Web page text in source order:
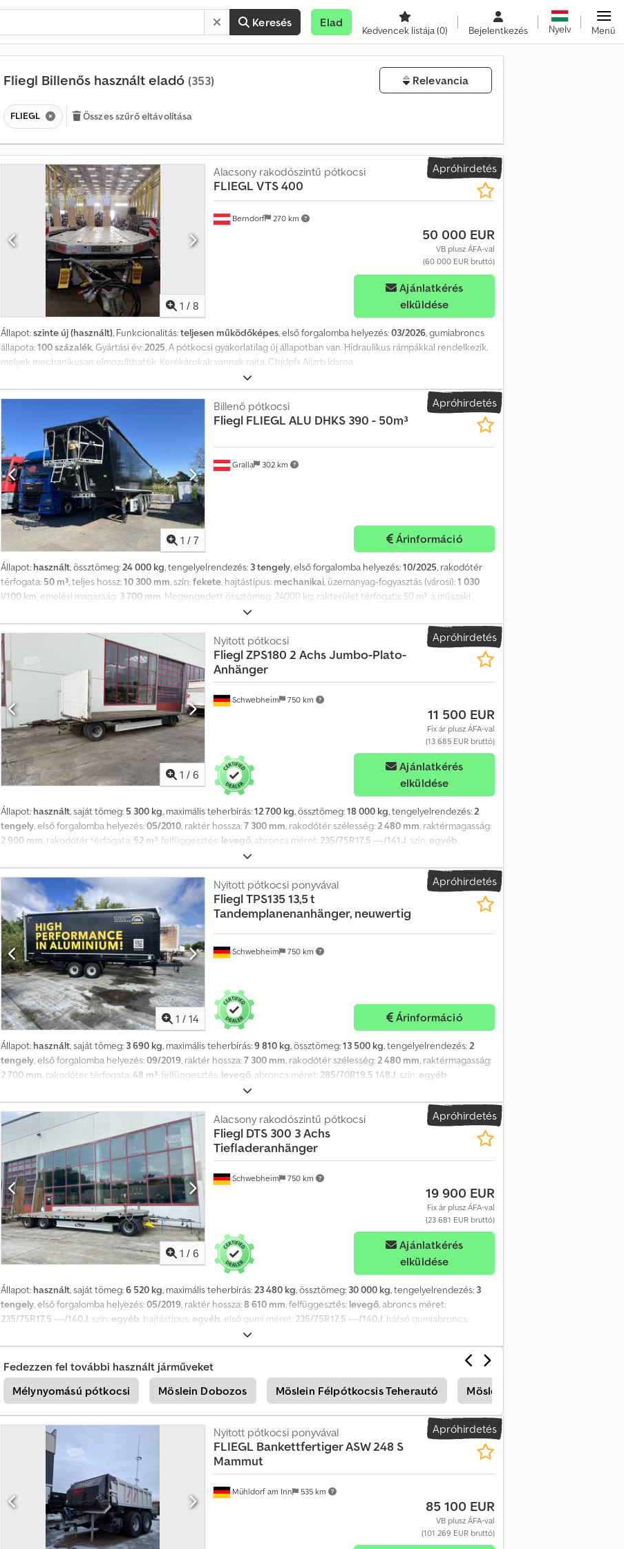
Keresés Elad
Kedvencek listája(0) Bejelentkezés Nyelv Menü
Fliegl Billenős használt eladó (353) Relevancia
FLIEGL Összes szűrő eltávolítása
Apróhirdetés
1 / 8
Berndorf 270 km
Alacsony rakodószintű pótkocsi
FLIEGL VTS 400
50 000 EUR
VB plusz ÁFA-val
(60 000 EUR bruttó)
Ajánlatkérés
elküldése
Állapot:szinte új (használt), Funkcionalitás:teljesen működőképes, első forgalomba helyezés:03/2026, gumiabroncs
állapota:100 százalék, Gyártási év:2025, A pótkocsi gyakorlatilag új állapotban van. Hidraulikus rámpákkal rendelkezik,
melyek mechanikusan elmozdíthatók. Kerékárokak vannak rajta. Chjdpfx Aijzrb Idsroa
Apróhirdetés
1 / 7
Gralla 302 km
Billenő pótkocsi
Fliegl FLIEGL ALU DHKS 390 - 50m³
Árinformáció
Állapot: használt, össztömeg:24 000 kg, tengelyelrendezés: 3 tengely, első forgalomba helyezés:10/2025, rakodótér
térfogata: 50 m³, teljes hossz:10 300 mm, szín:fekete, hajtástípus: mechanikai, üzemanyag-fogyasztás (városi):1 030
l/100 km, emelési magasság: 3 700 mm, Megengedett össztömeg: 24000 kg, rakterület térfogata: 50 m³, a műszaki
adatokban előforduló hibákért és a változtatások jogáért nem vállalunk felelősséget. Codpjzpztbofx Aireha
Apróhirdetés
1 / 6
Schwebheim 750 km
Nyitott pótkocsi
FlieglZPS180 2 Achs Jumbo-Plato-
Anhänger
11 500 EUR
Fix ár plusz ÁFA-val
(13 685 EUR bruttó)
Ajánlatkérés
elküldése
Állapot: használt, saját tömeg: 5 300 kg, maximális teherbírás:12 700 kg, össztömeg:18 000 kg, tengelyelrendezés:2
tengely, első forgalomba helyezés:05/2010, raktér hossza:7 300 mm, rakodótér szélesség:2 480 mm, raktérmagasság:
2 900 mm, rakodótér térfogata: 52 m³, felfüggesztés: levegő, abroncs méret: 235/75R17,5 ---/141J, szín: egyéb,
, hátsó gumiabroncs méret:
egyéb, kibocsátási osztály:nincs, Felszereltség:ABS, sűrített levegős fék, Rögzítési fülek, , -- Nyomdahibák, tévedések
és változtatások jogát fenntartjuk, minta képek --, További adatok itt: !, További részletek: ! Chodpfszrqk Uex Airea
Apróhirdetés
1 / 14
Schwebheim 750 km
Nyitott pótkocsi ponyvával
FlieglTPS135 13,5 t
Tandemplanenanhänger, neuwertig
Árinformáció
Állapot: használt, saját tömeg: 3 690 kg, maximális teherbírás:9 810 kg, össztömeg:13 500 kg, tengelyelrendezés:2
tengely, első forgalomba helyezés:09/2019, raktér hossza:7 300 mm, rakodótér szélesség:2 480 mm, raktérmagasság:
2 700 mm, rakodótér térfogata:48 m³, felfüggesztés: levegő, abroncs méret: 285/70R19,5 148J, szín: egyéb,
, hátsó gumiabroncs méret:
egyéb, kibocsátási osztály:nincs, Felszereltség:ABS, sűrített levegős fék, Rögzítési pontok, -- Nyomdai hibák,
tévedések és változtatások jogát fenntartjuk, mintaképek --, További adatok: !, További részletek: ! Chjdpfezrqf Sjx Airsa
Apróhirdetés
1 / 6
Schwebheim 750 km
Alacsony rakodószintű pótkocsi
Fliegl DTS 300 3 Achs
Tiefladeranhänger
19 900 EUR
Fix ár plusz ÁFA-val
(23 681 EUR bruttó)
Ajánlatkérés
elküldése
Állapot: használt, saját tömeg:6 520 kg, maximális teherbírás:23 480 kg, össztömeg: 30 000 kg, tengelyelrendezés: 3
tengely, első forgalomba helyezés:05/2019, raktér hossza:8 610 mm, felfüggesztés: levegő, abroncs méret:
235/75R17,5 ---/140J, szín: egyéb, hajtástípus: egyéb, első gumi méret: 235/75R17,5 ---/140J, hátsó gumiabroncs
, kibocsátási osztály:
Rakfelület hossza mélyágyban kb. 6,50 m, teljes rakfelület hossza kb. 8,60 m, rakodási magasság kb. 900 mm. A jármű
bank megbízásából kerül értékesítésre. Nyomdahibák, tévedések és változtatások jogát fenntartjuk. Minta képek.
További adatok a következő linken: !, Részletek: ! Chodpfx Aiozrdq Isrja
Fedezzen fel további használt járműveket
Mélynyomású pótkocsi
Möslein Dobozos Möslein Félpótkocsis Teherautó Möslein Ek Utánfutó
Apróhirdetés
Mühldorf am Inn 535 km
Nyitott pótkocsi ponyvával
FLIEGL Bankettfertiger ASW 248 S
Mammut
85 100 EUR
VB plusz ÁFA-val
(101 269 EUR bruttó)